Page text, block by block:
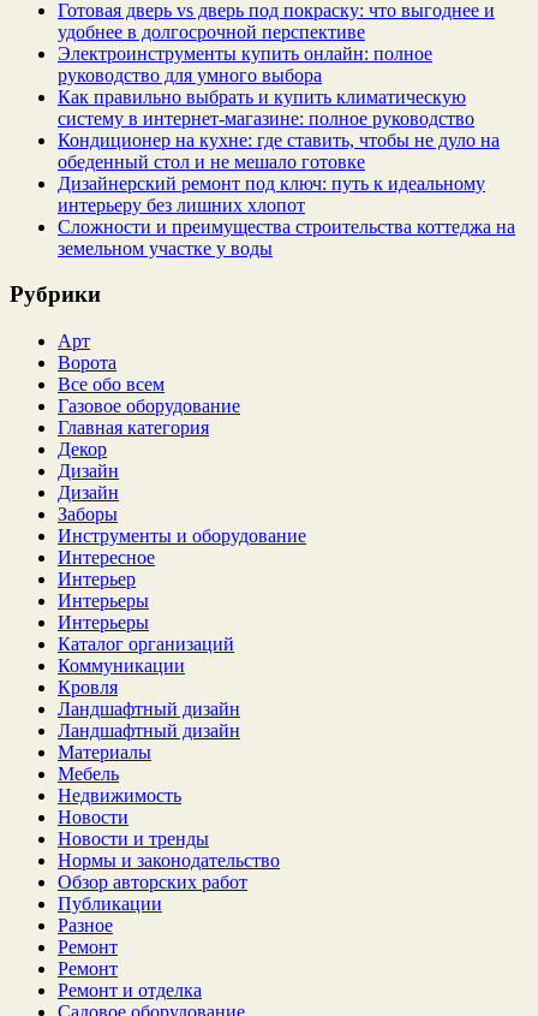
Готовая дверь vs дверь под покраску: что выгоднее и
удобнее в долгосрочной перспективе
Электроинструменты купить онлайн: полное
руководство для умного выбора
Как правильно выбрать и купить климатическую
систему в интернет‑магазине: полное руководство
Кондиционер на кухне: где ставить, чтобы не дуло на
обеденный стол и не мешало готовке
Дизайнерский ремонт под ключ: путь к идеальному
интерьеру без лишних хлопот
Сложности и преимущества строительства коттеджа на
земельном участке у воды
Рубрики
Арт
Ворота
Все обо всем
Газовое оборудование
Главная категория
Декор
Дизайн
Дизайн
Заборы
Инструменты и оборудование
Интересное
Интерьер
Интерьеры
Интерьеры
Каталог организаций
Коммуникации
Кровля
Ландшафтный дизайн
Ландшафтный дизайн
Материалы
Мебель
Недвижимость
Новости
Новости и тренды
Нормы и законодательство
Обзор авторских работ
Публикации
Разное
Ремонт
Ремонт
Ремонт и отделка